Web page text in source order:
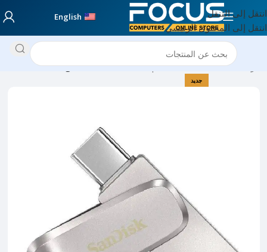
انتقل إلى التنقل
انتقل إلى المحتوى الرئيسي
English
الرئيسية Computer Accessories
Storage & Hardware
جديد